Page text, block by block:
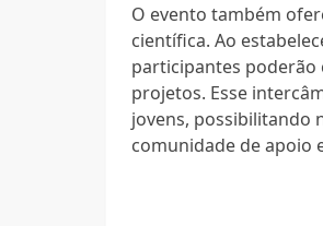
O evento também
científica. Ao
participantes
projetos. Esse
jovens, possibilitando
comunidade de apoio